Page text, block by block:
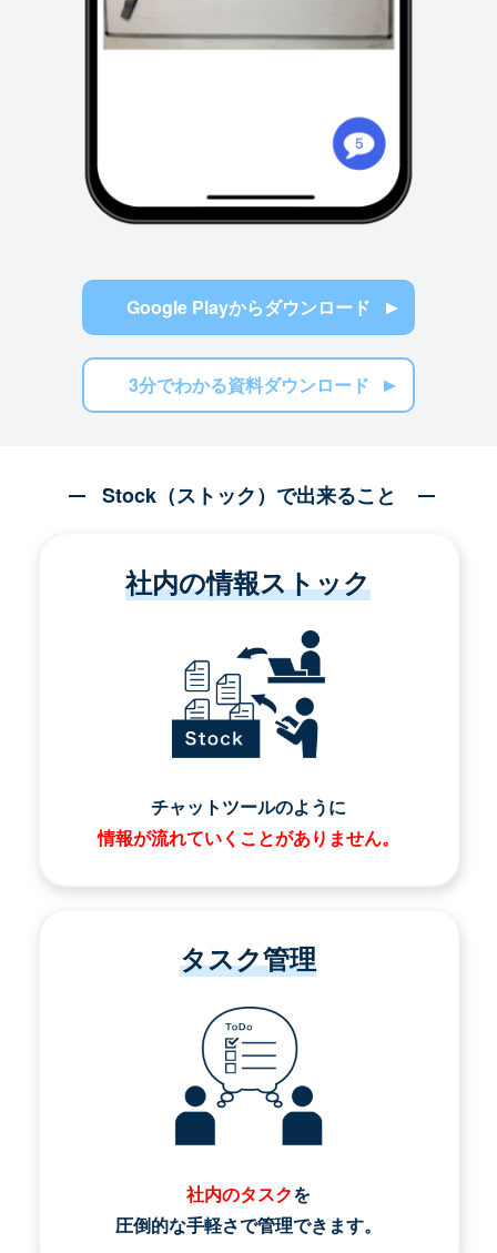
Google Playからダウンロード
3分でわかる資料ダウンロード
Stock（ストック）で出来ること
社内の情報ストック
チャットツールのように
情報が流れていくことがありません。
タスク管理
社内のタスクを
圧倒的な手軽さで管理できます。